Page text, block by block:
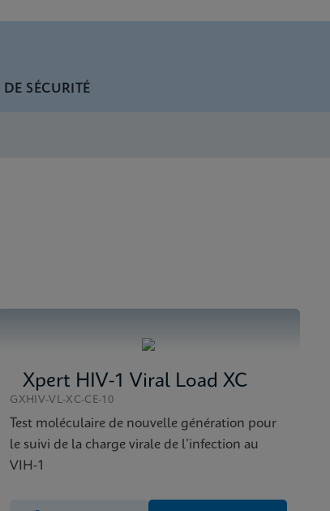
System)
SÉCURITÉ
(Multi)
Xpert HIV-1 Viral Load XC
GXHIV-VL-XC-CE-10
Test moléculaire de nouvelle génération pour
le suivi de la charge virale de l’infection au
VIH-1